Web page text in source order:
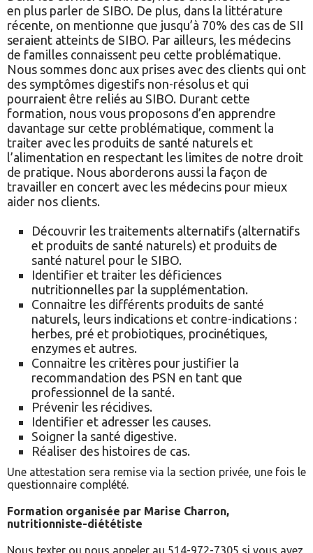
en plus parler de SIBO. De plus, dans la littérature
récente, on mentionne que jusqu’à 70% des cas de SII
seraient atteints de SIBO. Par ailleurs, les médecins
de familles connaissent peu cette problématique.
Nous sommes donc aux prises avec des clients qui ont
des symptômes digestifs non-résolus et qui
pourraient être reliés au SIBO. Durant cette
formation, nous vous proposons d’en apprendre
davantage sur cette problématique, comment la
traiter avec les produits de santé naturels et
l’alimentation en respectant les limites de notre droit
de pratique. Nous aborderons aussi la façon de
travailler en concert avec les médecins pour mieux
aider nos clients.
Découvrir les traitements alternatifs (alternatifs
et produits de santé naturels) et produits de
santé naturel pour le SIBO.
Identifier et traiter les déficiences
nutritionnelles par la supplémentation.
Connaitre les différents produits de santé
naturels, leurs indications et contre-indications :
herbes, pré et probiotiques, procinétiques,
enzymes et autres.
Connaitre les critères pour justifier la
recommandation des PSN en tant que
professionnel de la santé.
Prévenir les récidives.
Identifier et adresser les causes.
Soigner la santé digestive.
Réaliser des histoires de cas.
Une attestation sera remise via la section privée, une fois le
questionnaire complété.
Formation organisée par Marise Charron,
nutritionniste-diététiste
Nous texter ou nous appeler au 514-972-7305 si vous avez